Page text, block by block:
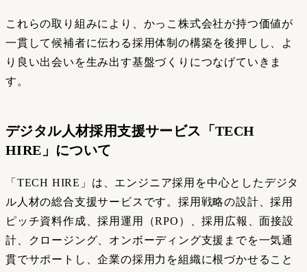
これらの取り組みにより、かっこ株式会社が持つ価値が
一貫して候補者に伝わる採用体制の構築を後押しし、よ
り良い出会いを生み出す基盤づくりにつなげていきま
す。
デジタル人材採用支援サービス「TECH
HIRE」について
「TECH HIRE」は、エンジニア採用を中心としたデジタ
ル人材の総合支援サービスです。採用戦略の設計、採用
ピッチ資料作成、採用運用（RPO）、採用広報、面接設
計、クロージング、オンボーディング支援までを一気通
貫でサポートし、企業の採用力を組織に根づかせること